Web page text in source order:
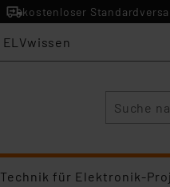
kostenloser
ELVwissen
Technik für Elektronik-